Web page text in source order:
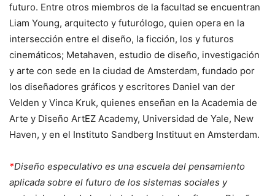
futuro. Entre otros miembros de la facultad se encuentran
Liam Young, arquitecto y futurólogo, quien opera en la
intersección entre el diseño, la ficción, los y futuros
cinemáticos; Metahaven, estudio de diseño, investigación
y arte con sede en la ciudad de Amsterdam, fundado por
los diseñadores gráficos y escritores Daniel van der
Velden y Vinca Kruk, quienes enseñan en la Academia de
Arte y Diseño ArtEZ Academy, Universidad de Yale, New
Haven, y en el Instituto Sandberg Instituut en Amsterdam.
*Diseño especulativo es una escuela del pensamiento
aplicada sobre el futuro de los sistemas sociales y